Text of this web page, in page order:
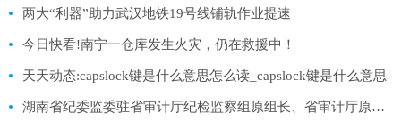
两大“利器”助力武汉地铁19号线铺轨作业提速
今日快看!南宁一仓库发生火灾，仍在救援中！
天天动态:capslock键是什么意思怎么读_capslock键是什么意思
湖南省纪委监委驻省审计厅纪检监察组原组长、省审计厅原党组成员包昌林受贿案一审宣判-全球焦点